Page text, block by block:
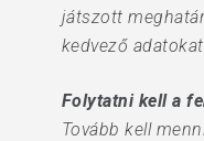
játszott
kedvező
Folytatni kell a
Tovább kell